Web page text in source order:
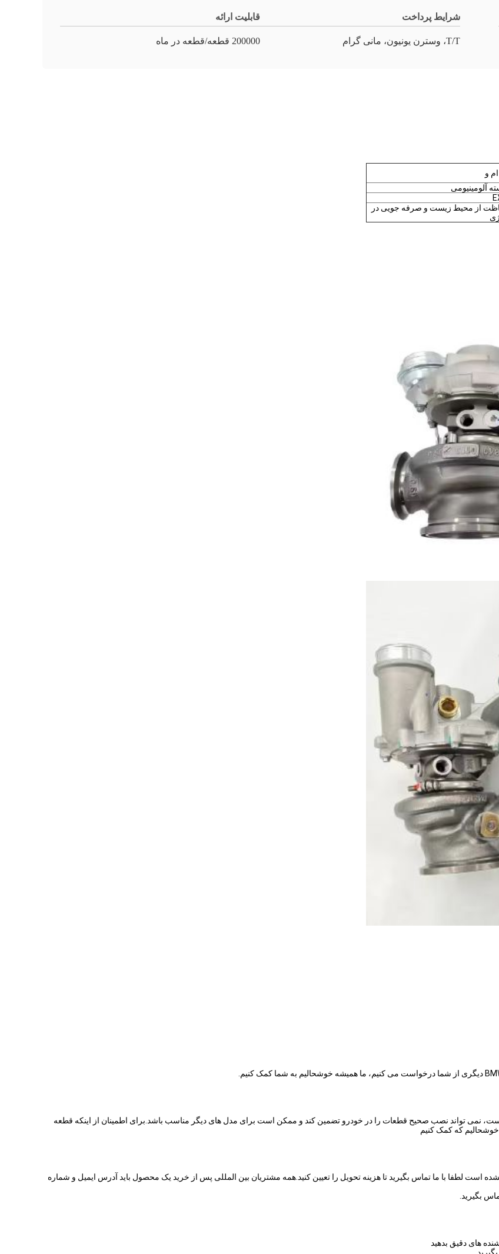
شرایط پرداخت
T/T، وسترن یونیون، مانی گرام
قابلیت ارائه
200000 قطعه/قطعه در ماه
و
آلومینیومی
از محیط زیست و صرفه جویی در
نمی تواند نصب صحیح قطعات را در خودرو تضمین کند و ممکن است برای مدل های دیگر مناسب باشد.برای اطمینان از اینکه قطعه
که کمک کنيم
لطفا با ما تماس بگیرید تا هزینه تحویل را تعیین کنید.همه مشتریان بین المللی پس از خرید یک محصول باید آدرس ایمیل و شماره
بگیرید.
های دقیق بدهید